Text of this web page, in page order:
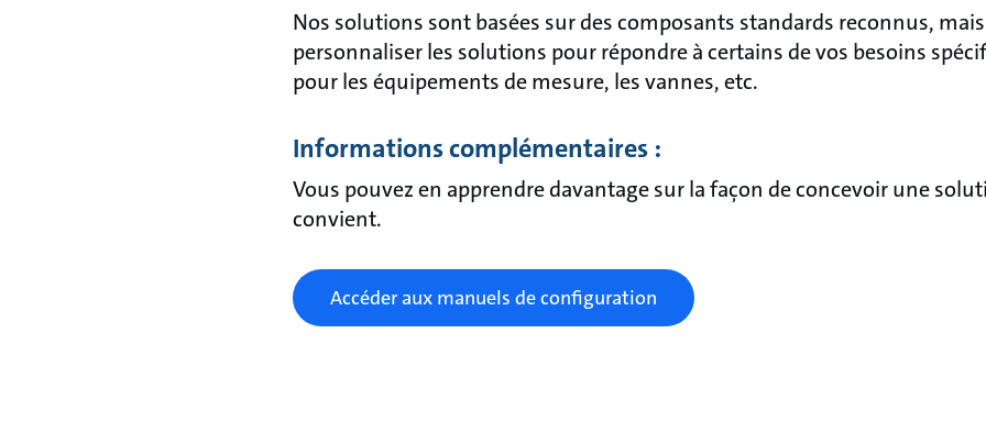
Nos solutions sont basées sur des composants standards reconnus,
personnaliser les solutions pour répondre à certains de vos besoins
pour les équipements de mesure, les vannes, etc.
Informations complémentaires :
Vous pouvez en apprendre davantage sur la façon de concevoir une
convient.
Accéder aux manuels de configuration